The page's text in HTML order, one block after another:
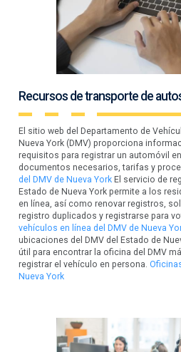
Recursos de transporte de
El sitio web del Departamento de
Nueva York (DMV) proporciona
requisitos para registrar un automóvil
documentos necesarios, tarifas y
del DMV de Nueva York El servicio de
Estado de Nueva York permite a los
en línea, así como renovar registros,
registro duplicados y registrarse para
vehículos en línea del DMV de Nueva
ubicaciones del DMV del Estado de
útil para encontrar la oficina del DMV
registrar el vehículo en persona.
Nueva York